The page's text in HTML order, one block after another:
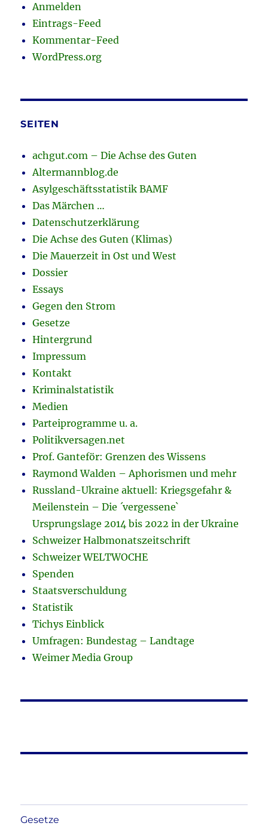
Anmelden
Eintrags-Feed
Kommentar-Feed
WordPress.org
SEITEN
achgut.com – Die Achse des Guten
Altermannblog.de
Asylgeschäftsstatistik BAMF
Das Märchen …
Datenschutzerklärung
Die Achse des Guten (Klimas)
Die Mauerzeit in Ost und West
Dossier
Essays
Gegen den Strom
Gesetze
Hintergrund
Impressum
Kontakt
Kriminalstatistik
Medien
Parteiprogramme u. a.
Politikversagen.net
Prof. Ganteför: Grenzen des Wissens
Raymond Walden – Aphorismen und mehr
Russland-Ukraine aktuell: Kriegsgefahr &
Meilenstein – Die ´vergessene`
Ursprungslage 2014 bis 2022 in der Ukraine
Schweizer Halbmonatszeitschrift
Schweizer WELTWOCHE
Spenden
Staatsverschuldung
Statistik
Tichys Einblick
Umfragen: Bundestag – Landtage
Weimer Media Group
Gesetze